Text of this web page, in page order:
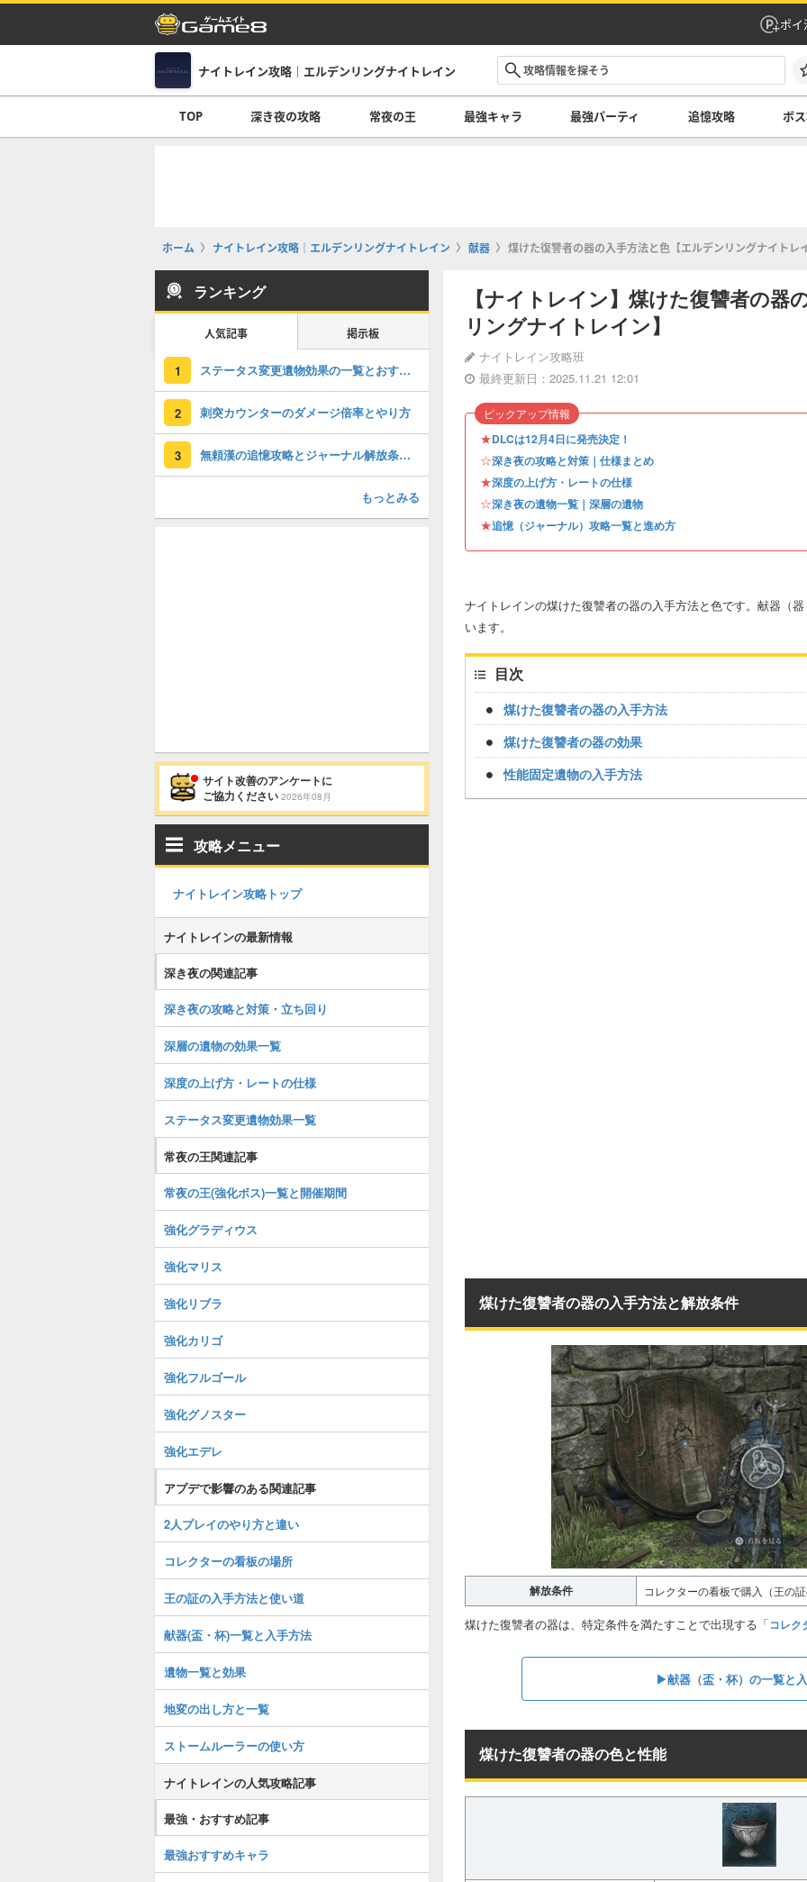
ポイ
ナイトレイン攻略｜エルデンリングナイトレイン
TOP 深き夜の攻略 常夜の王 最強キャラ 最強パーティ 追憶攻略 ボ
ホーム ナイトレイン攻略｜エルデンリングナイトレイン 献器 煤けた復讐者の器の入手方法と色【エルデンリングナイトレ
【ナイトレイン】煤けた復讐者の器
リングナイトレイン】
ナイトレイン攻略班
最終更新日：2025.11.21 12:01
★DLCは12月4日に発売決定！
☆深き夜の攻略と対策｜仕様まとめ
★深度の上げ方・レートの仕様
☆深き夜の遺物一覧｜深層の遺物
★追憶（ジャーナル）攻略一覧と進め方
ピックアップ情報
ナイトレインの煤けた復讐者の器の入手方法と色です。献器（
います。
目次
煤けた復讐者の器の入手方法
煤けた復讐者の器の効果
性能固定遺物の入手方法
煤けた復讐者の器の入手方法と解放条件
解放条件 コレクターの看板で購入（王の
煤けた復讐者の器は、特定条件を満たすことで出現する「コレク
▶︎献器（盃・杯）の一覧と
煤けた復讐者の器の色と性能
ランキング
人気記事 掲示板
1 ステータス変更遺物効果の一覧とおすすめ
2 刺突カウンターのダメージ倍率とやり方
3 無頼漢の追憶攻略とジャーナル解放条件・報酬
もっとみる
サイト改善のアンケートに
ご協力ください 2026年08月
攻略メニュー
ナイトレイン攻略トップ
ナイトレインの最新情報
深き夜の関連記事
深き夜の攻略と対策・立ち回り
深層の遺物の効果一覧
深度の上げ方・レートの仕様
ステータス変更遺物効果一覧
常夜の王関連記事
常夜の王(強化ボス)一覧と開催期間
強化グラディウス
強化マリス
強化リブラ
強化カリゴ
強化フルゴール
強化グノスター
強化エデレ
アプデで影響のある関連記事
2人プレイのやり方と違い
コレクターの看板の場所
王の証の入手方法と使い道
献器(盃・杯)一覧と入手方法
遺物一覧と効果
地変の出し方と一覧
ストームルーラーの使い方
ナイトレインの人気攻略記事
最強・おすすめ記事
最強おすすめキャラ